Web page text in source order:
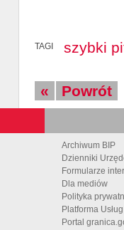
TAGI szybki
« Powrót
Archiwum BIP
Dzienniki
Formularze
Dla mediów
Polityka
Platforma
Portal